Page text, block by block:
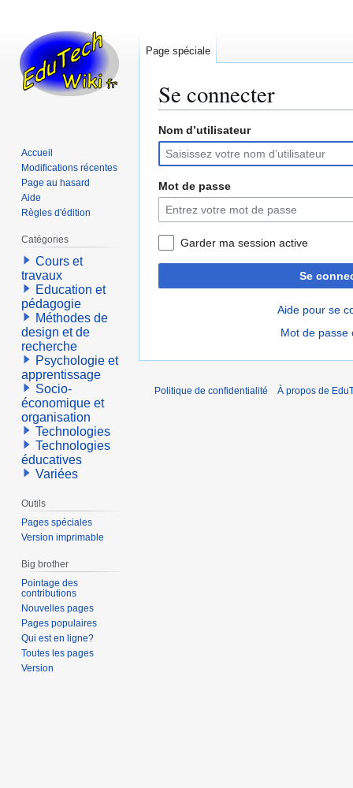
Se connecter
Aller
la
navigation
Aller
la
recherche
Nom d’utilisateur
Mot de passe
Garder ma session active
Se
Aide pour se
Mot de passe
Page spéciale
Accueil
Modifications récentes
Page au hasard
Aide
Règles d'édition
Catégories
Cours et
travaux
Education et
pédagogie
Méthodes de
design et de
recherche
Psychologie et
apprentissage
Socio-
économique et
organisation
Technologies
Technologies
éducatives
Variées
Outils
Pages spéciales
Version imprimable
Big brother
Pointage des
contributions
Nouvelles pages
Pages populaires
Qui est en ligne?
Toutes les pages
Version
Politique de confidentialité À propos de